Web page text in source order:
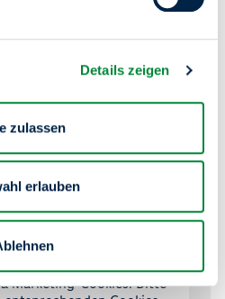
Details zeigen
zulassen
erlauben
ideal.
Cookies nicht
benötigen wir
Marketing-Cookies. Bitte